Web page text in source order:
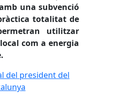
una subvenció
totalitat de
utilitzar
com a energia
del president del Parlament de
del president del